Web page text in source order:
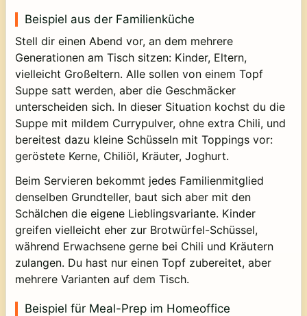
Beispiel aus der Familienküche
Stell dir einen Abend vor, an dem mehrere
Generationen am Tisch sitzen: Kinder, Eltern,
vielleicht Großeltern. Alle sollen von einem Topf
Suppe satt werden, aber die Geschmäcker
unterscheiden sich. In dieser Situation kochst du die
Suppe mit mildem Currypulver, ohne extra Chili, und
bereitest dazu kleine Schüsseln mit Toppings vor:
geröstete Kerne, Chiliöl, Kräuter, Joghurt.
Beim Servieren bekommt jedes Familienmitglied
denselben Grundteller, baut sich aber mit den
Schälchen die eigene Lieblingsvariante. Kinder
greifen vielleicht eher zur Brotwürfel-Schüssel,
während Erwachsene gerne bei Chili und Kräutern
zulangen. Du hast nur einen Topf zubereitet, aber
mehrere Varianten auf dem Tisch.
Beispiel für Meal-Prep im Homeoffice